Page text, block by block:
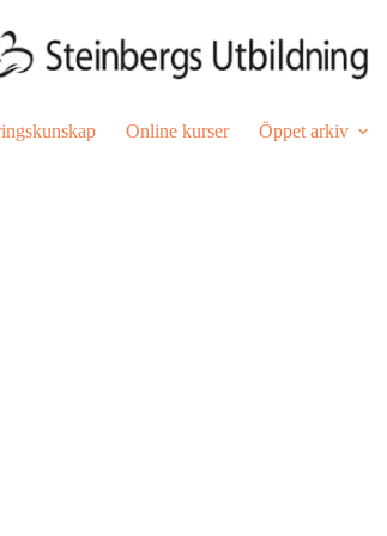
Online kurser Öppet arkiv